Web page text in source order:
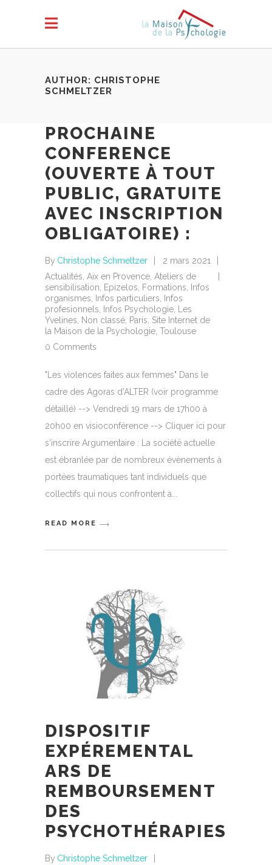
AUTHOR: CHRISTOPHE
SCHMELTZER
PROCHAINE
CONFERENCE
(OUVERTE À TOUT
PUBLIC, GRATUITE
AVEC INSCRIPTION
OBLIGATOIRE) :
By Christophe Schmeltzer
2 mars 2021
Actualités Aix en Provence Ateliers de
sensibilisation
Epizelos Formations
Infos
organismes
Infos particuliers
Infos
profesionnels
Infos Psychologie
Les
Yvelines
Non classé Paris Site Internet de
la Maison de la Psychologie Toulouse
0 Comments
"Les violences faites aux femmes" Dans le
cadre des Agoras d'ALTER (voir programme
détaillé) --> Vendredi 19 mars de 17h00 à
20h00 en visioconférence --> Cliquer ici pour
s'inscrire Argumentaire : La société actuelle
est ébranlée par de nombreux évènements à
portées traumatiques tant individuels que
collectifs qui nous confrontent à
READ MORE
DISPOSITIF
EXPÉREMENTAL
ARS DE
REMBOURSEMENT
DES
PSYCHOTHÉRAPIES
By Christophe Schmeltzer